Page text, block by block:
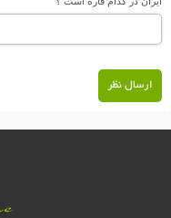
ارسال نظر